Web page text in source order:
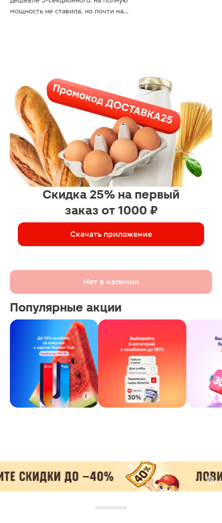
мощность не ставила, но почти на
Скидка 25% на первый
заказ от 1000 ₽
Скачать приложение
Нет в наличии
Популярные акции